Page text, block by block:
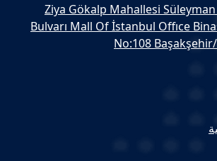
Ziya Gökalp Mahallesi
Bulvarı Mall Of İstanbul Offıce
No:108